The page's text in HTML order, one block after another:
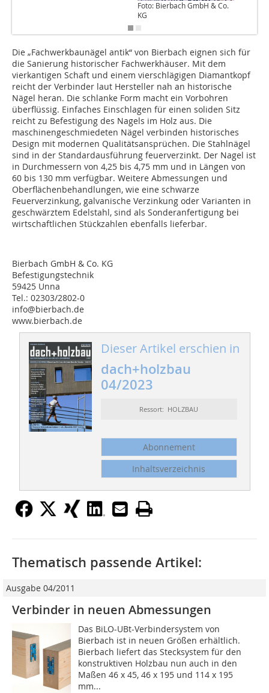
Foto: Bierbach GmbH & Co.
KG
Die „Fachwerkbaunägel antik“ von Bierbach eignen sich für
die Sanierung historischer Fachwerkhäuser. Mit dem
vierkantigen Schaft und einem vierschlägigen Diamantkopf
reicht der Verbinder laut Hersteller nah an historische
Nägel heran. Die schlanke Form macht ein Vorbohren
überflüssig. Einfaches Einschlagen für einen soliden Sitz
reicht zu Befestigung des Nagels im Holz aus. Die
maschinengeschmiedeten Nägel verbinden historisches
Design mit modernen Qualitätsansprüchen. Die Stahlnägel
sind in der Standardausführung feuerverzinkt. Der Nagel ist
in Durchmessern von 4,25 bis 4,75 mm und in Längen von
60 bis 130 mm verfügbar. Weitere Abmessungen und
Oberflächenbehandlungen, wie eine schwarze
Feuerverzinkung, galvanische Verzinkung oder Varianten in
geschwärztem Edelstahl, sind als Sonderanfertigung bei
wirtschaftlichen Stückzahlen ebenfalls lieferbar.
Bierbach GmbH & Co. KG
Befestigungstechnik
59425 Unna
Tel.: 02303/2802-0
info@bierbach.de
www.bierbach.de
Dieser Artikel erschien in
dach+holzbau
04/2023
Ressort: HOLZBAU
Abonnement
Inhaltsverzeichnis
Thematisch passende Artikel:
Ausgabe 04/2011
Verbinder in neuen Abmessungen
Das BiLO-UBt-Verbindersystem von
Bierbach ist in neuen Größen erhältlich.
Bierbach liefert das Stecksystem für den
konstruktiven Holzbau nun auch in den
Maßen 46 x 45, 46 x 195 und 114 x 195
mm...